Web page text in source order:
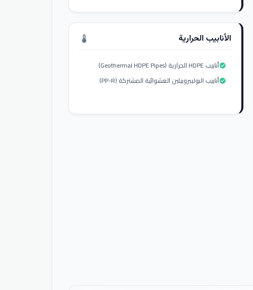
الأنابيب الحرارية thermostat
أنابيب HDPE الحرارية (Geothermal HDPE Pipes)check_circle
أنابيب البوليبروبيلين العشوائية المشتركة (PP-R)check_circle